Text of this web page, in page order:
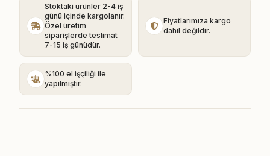
Stoktaki ürünler 2-4 iş
günü içinde kargolanır.
Özel üretim
siparişlerde teslimat
7-15 iş günüdür.
Fiyatlarımıza kargo
dahil değildir.
%100 el işçiliği ile
yapılmıştır.